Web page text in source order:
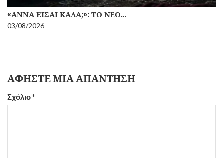
«ΆΝΝΑ ΕΊΣΑΙ ΚΑΛΆ;»: ΤΟ ΝΈΟ…
03/08/2026
ΑΦΉΣΤΕ ΜΙΑ ΑΠΆΝΤΗΣΗ
Σχόλιο*